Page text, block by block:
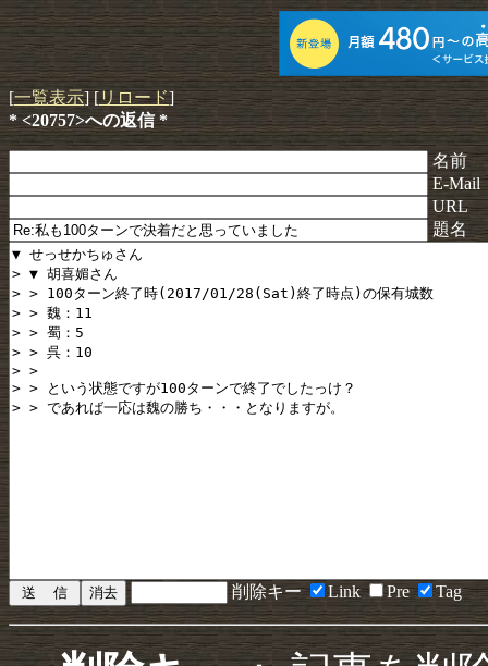
[一覧表示] [リロード]
* <20757>への返信 *
名前
E-Mail
URL
題名
削除キー Link Pre Tag